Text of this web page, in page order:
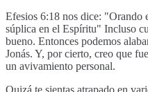
Efesios 6:18 nos dice: "Orando
súplica en el Espíritu" Incluso
bueno. Entonces podemos
Jonás. Y, por cierto, creo que
un avivamiento personal.